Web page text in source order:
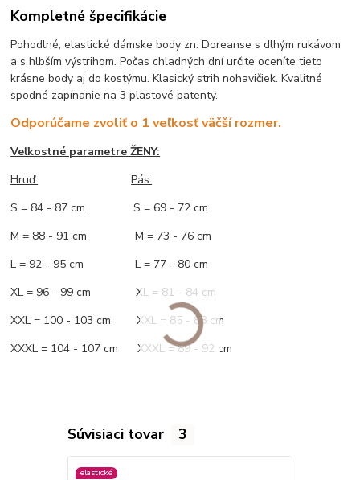
Kompletné špecifikácie
Pohodlné, elastické dámske body zn. Doreanse s dlhým rukávom
a s hlbším výstrihom. Počas chladných dní určite oceníte tieto
krásne body aj do kostýmu. Klasický strih nohavičiek. Kvalitné
spodné zapínanie na 3 plastové patenty.
Odporúčame zvoliť o 1 veľkosť väčší rozmer.
Veľkostné parametre ŽENY:
Hruď:
Pás:
S = 84 - 87 cm S = 69 - 72 cm
M = 88 - 91 cm M = 73 - 76 cm
L = 92 - 95 cm L = 77 - 80 cm
XL = 96 - 99 cm XL = 81 - 84 cm
XXL = 100 - 103 cm XXL = 85 - 88 cm
XXXL = 104 - 107 cm XXXL = 89 - 92 cm
Súvisiaci tovar 3
elastické